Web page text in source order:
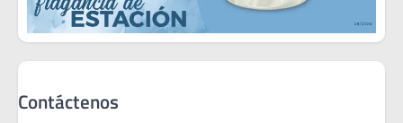
Contáctenos